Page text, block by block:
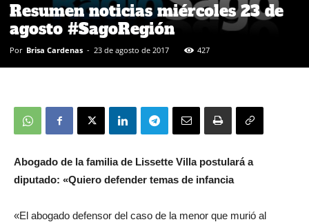
Resumen noticias miércoles 23 de
agosto #SagoRegión
Por Brisa Cardenas - 23 de agosto de 2017 427
Abogado de la familia de Lissette Villa postulará a
diputado: «Quiero defender temas de infancia
«El abogado defensor del caso de la menor que murió al